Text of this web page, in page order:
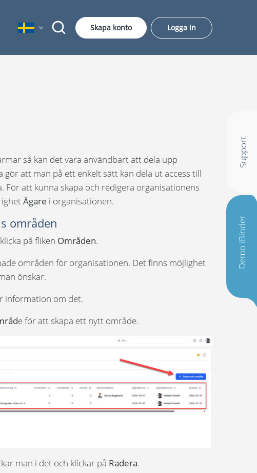
Skapa konto Logga in
så kan det vara användbart att dela upp
att man på ett enkelt sätt kan dela ut access till
För att kunna skapa och redigera organisationens
Ägare i organisationen.
områden
på fliken Områden.
områden för organisationen. Det finns möjlighet
önskar.
information om det.
e för att skapa ett nytt område.
man i det och klickar på Radera.
Support
Demo iBinder